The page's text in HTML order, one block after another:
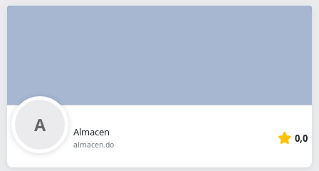
Almacen
almacen.do 0,0